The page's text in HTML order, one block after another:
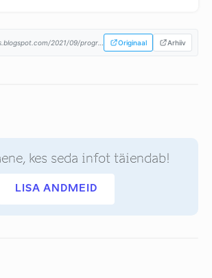
Originaal Arhiiv
kes seda infot täiendab!
LISA ANDMEID